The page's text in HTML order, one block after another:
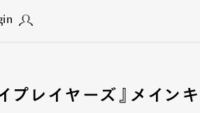
プレイヤーズ』メイン